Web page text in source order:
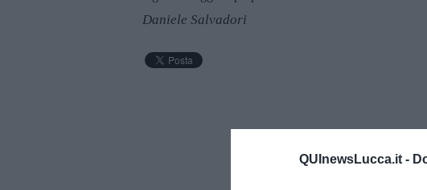
QUInewsLucca.it -
Daniele Salvadori